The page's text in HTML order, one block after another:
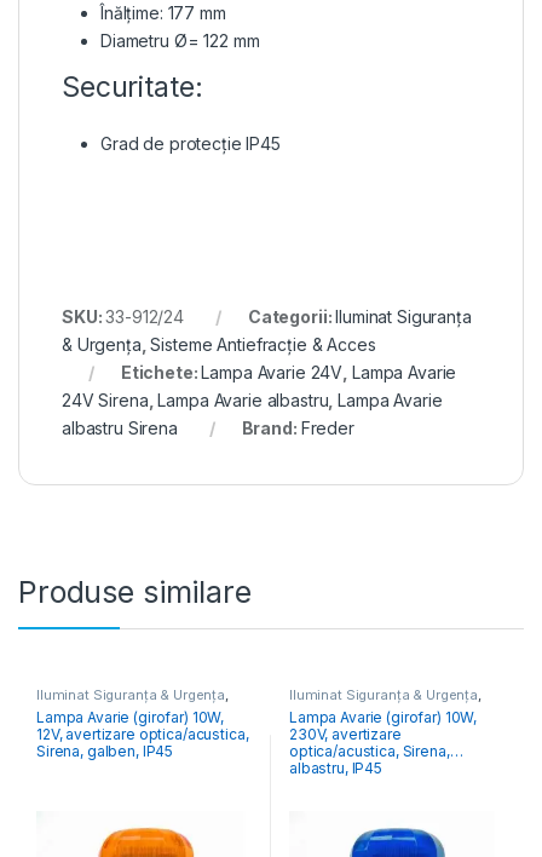
Înălțime: 177 mm
Diametru Ø= 122 mm
Securitate:
Grad de protecție IP45
SKU:33-912/24 Categorii:Iluminat Siguranța
& Urgența ,Sisteme Antiefracție & Acces
Etichete:Lampa Avarie 24V Lampa Avarie
24V Sirena ,Lampa Avarie albastru ,Lampa Avarie
albastru Sirena
Brand: Freder
Produse similare
Iluminat Siguranța & Urgența,
Sisteme Antiefracție & Acces
Lampa Avarie (girofar) 10W,
12V, avertizare optica/acustica,
Sirena, galben, IP45
Iluminat Siguranța & Urgența,
Sisteme Antiefracție & Acces
Lampa Avarie (girofar) 10W,
230V, avertizare
optica/acustica, Sirena,
albastru, IP45